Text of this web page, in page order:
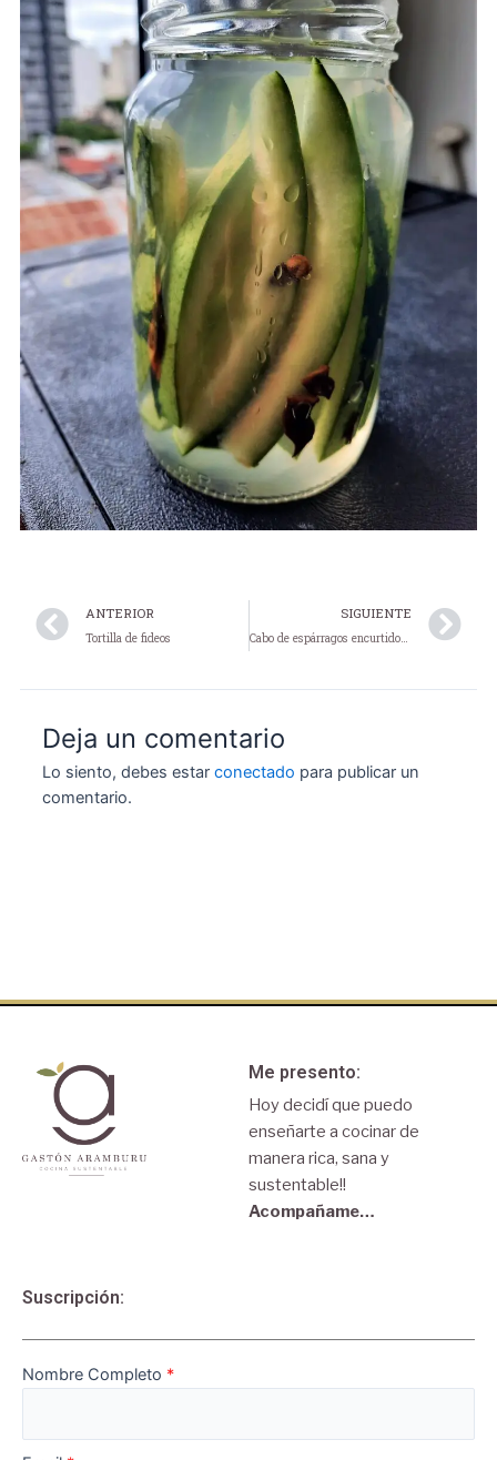
ANTERIOR
Tortilla de fideos
SIGUIENTE
Cabo de espárragos encurtidos en vinagre
Deja un comentario
Lo siento, debes estar conectado para publicar un
comentario.
Me presento:
Hoy decidí que puedo
enseñarte a cocinar de
manera rica, sana y
sustentable!!
Acompañame…
Suscripción:
Nombre Completo